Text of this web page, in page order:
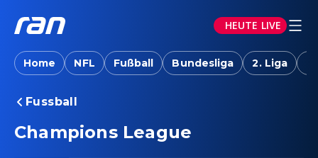
HEUTE LIVE
Home NFL Fußball Bundesliga 2. Liga
Fussball
Champions League